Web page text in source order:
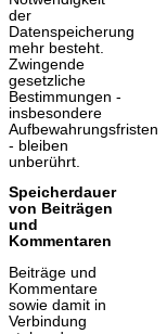
der
Datenspeicherung
mehr besteht.
Zwingende
gesetzliche
Bestimmungen -
insbesondere
Aufbewahrungsfristen
- bleiben
unberührt.
Speicherdauer
von Beiträgen
und
Kommentaren
Beiträge und
Kommentare
sowie damit in
Verbindung